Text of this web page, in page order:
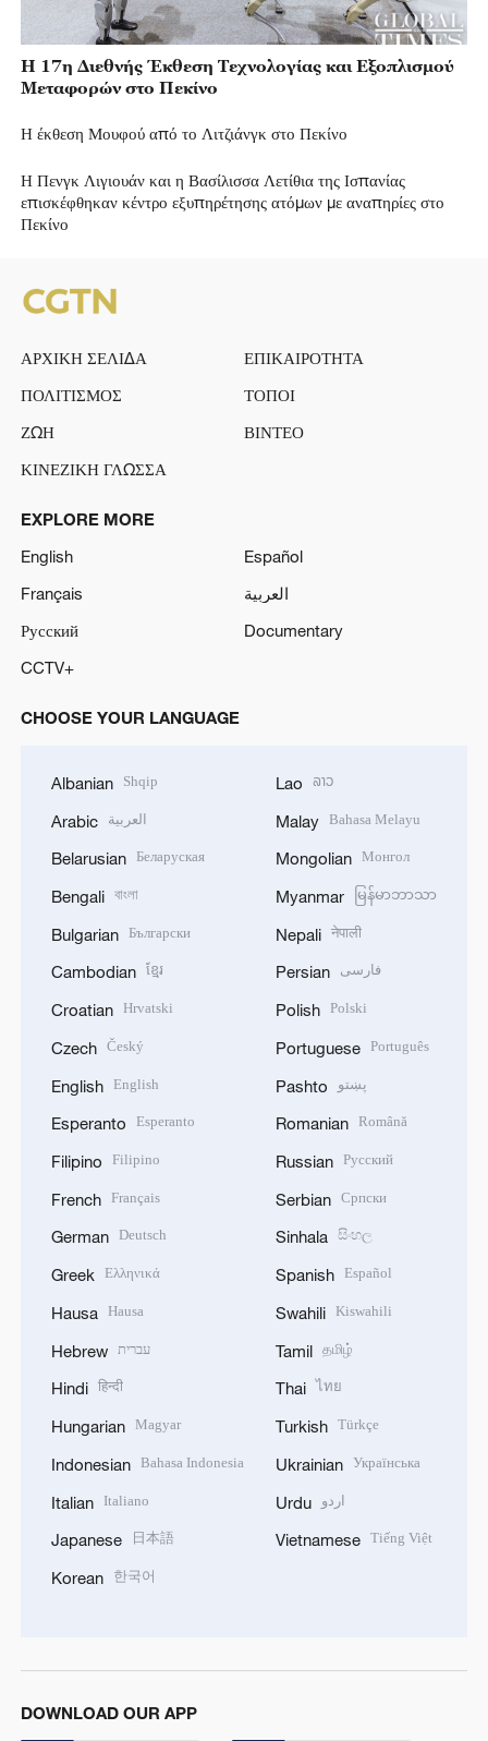
Η 17η Διεθνής Έκθεση Τεχνολογίας και Εξοπλισμού
Μεταφορών στο Πεκίνο
Η έκθεση Μουφού από το Λιτζιάνγκ στο Πεκίνο
Η Πενγκ Λιγιουάν και η Βασίλισσα Λετίθια της Ισπανίας
επισκέφθηκαν κέντρο εξυπηρέτησης ατόμων με αναπηρίες στο
Πεκίνο
ΑΡΧΙΚΗ ΣΕΛΙΔΑ
ΕΠΙΚΑΙΡΟΤΗΤΑ
ΠΟΛΙΤΙΣΜΟΣ
ΤΟΠΟΙ
ΖΩΗ
ΒΙΝΤΕΟ
ΚΙΝΕΖΙΚΗ ΓΛΩΣΣΑ
EXPLORE MORE
English
Español
Français
العربية
Русский
Documentary
CCTV+
CHOOSE YOUR LANGUAGE
Albanian Shqip
Arabic العربية
Belarusian Беларуская
Bengali বাংলা
Bulgarian Български
Cambodian ខ្មែរ
Croatian Hrvatski
Czech Český
English English
Esperanto Esperanto
Filipino Filipino
French Français
German Deutsch
Greek Ελληνικά
Hausa Hausa
Hebrew עברית
Hindi हिन्दी
Hungarian Magyar
Indonesian Bahasa Indonesia
Italian Italiano
Japanese 日本語
Korean 한국어
Lao ລາວ
Malay Bahasa Melayu
Mongolian Монгол
Myanmar မြန်မာဘာသာ
Nepali नेपाली
Persian فارسی
Polish Polski
Portuguese Português
Pashto پښتو
Romanian Română
Russian Русский
Serbian Српски
Sinhala සිංහල
Spanish Español
Swahili Kiswahili
Tamil தமிழ்
Thai ไทย
Turkish Türkçe
Ukrainian Українська
Urdu اردو
Vietnamese Tiếng Việt
DOWNLOAD OUR APP